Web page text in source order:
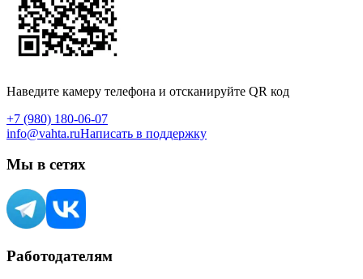
Наведите камеру телефона и отсканируйте QR код
+7 (980) 180-06-07
info@vahta.ruНаписать в поддержку
Мы в сетях
Работодателям